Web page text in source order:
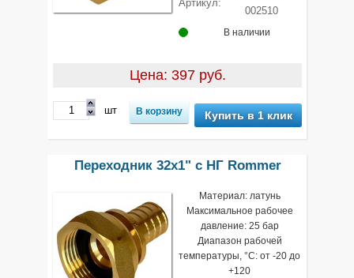
Артикул:
002510
В наличии
Цена: 397 руб.
шт Купить в 1 клик
Переходник 32х1" с НГ Rommer
Материал: латунь
Максимальное рабочее
давление: 25 бар
Диапазон рабочей
температуры, °С: от -20 до
+120